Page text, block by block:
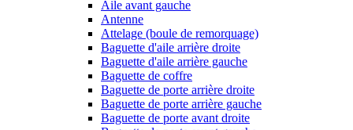
Aile avant gauche
Antenne
Attelage (boule de remorquage)
Baguette d'aile arrière droite
Baguette d'aile arrière gauche
Baguette de coffre
Baguette de porte arrière droite
Baguette de porte arrière gauche
Baguette de porte avant droite